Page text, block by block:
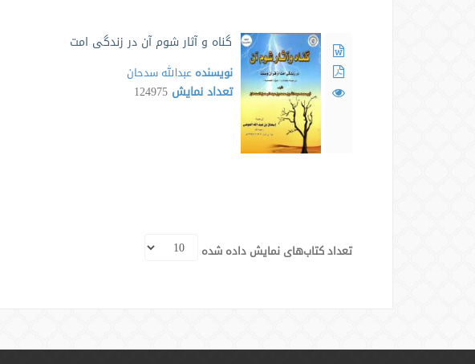
گناه و آثار شوم آن در زندگی امت
نویسنده عبدالله سدحان
تعداد نمایش 124975
تعداد کتاب‌های نمایش داده شده